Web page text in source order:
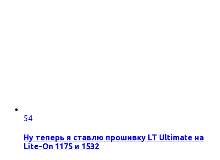
54
Ну теперь я ставлю прошивку LT Ultimate на
Lite-On 1175 и 1532